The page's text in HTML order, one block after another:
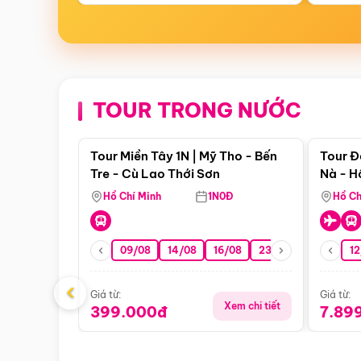
TOUR TRONG NƯỚC
Điểm nổi bật
Tour Miền Tây 1N | Mỹ Tho - Bến
Tre - Cù Lao Thới Sơn
Hồ Chí Minh 1N0Đ
09/08 14/08 16/08 23/08 30/08
Giá từ:
399.000đ Xem chi tiết
Tour
Nà -
Nha
Hồ
Giá từ:
‹